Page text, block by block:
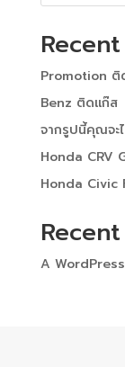
Promotion ติ
Benz ติดแก๊ส
จากรูปนี้คุณจะ
Honda CRV
Honda Civic
A